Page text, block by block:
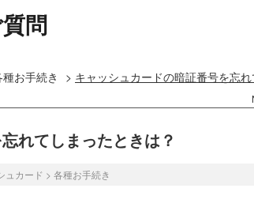
問
種お手続き > キャッシュカードの暗証番号を忘
れてしまったときは？
ュカード > 各種お手続き